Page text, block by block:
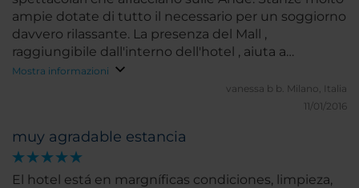
ampie dotate di tutto il necessario per un soggiorno
davvero rilassante. La presenza del Mall ,
raggiungibile dall'interno dell'hotel , aiuta a
soddisfare le diverse esigenze e necessità.
Mostra informazioni
vanessa b b. Milano, Italia
11/01/2016
muy agradable estancia
El hotel está en margníficas condiciones, limpieza,